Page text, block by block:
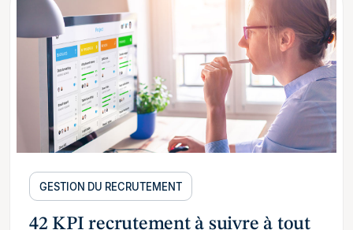
GESTION DU RECRUTEMENT
42 KPI recrutement à suivre à tout